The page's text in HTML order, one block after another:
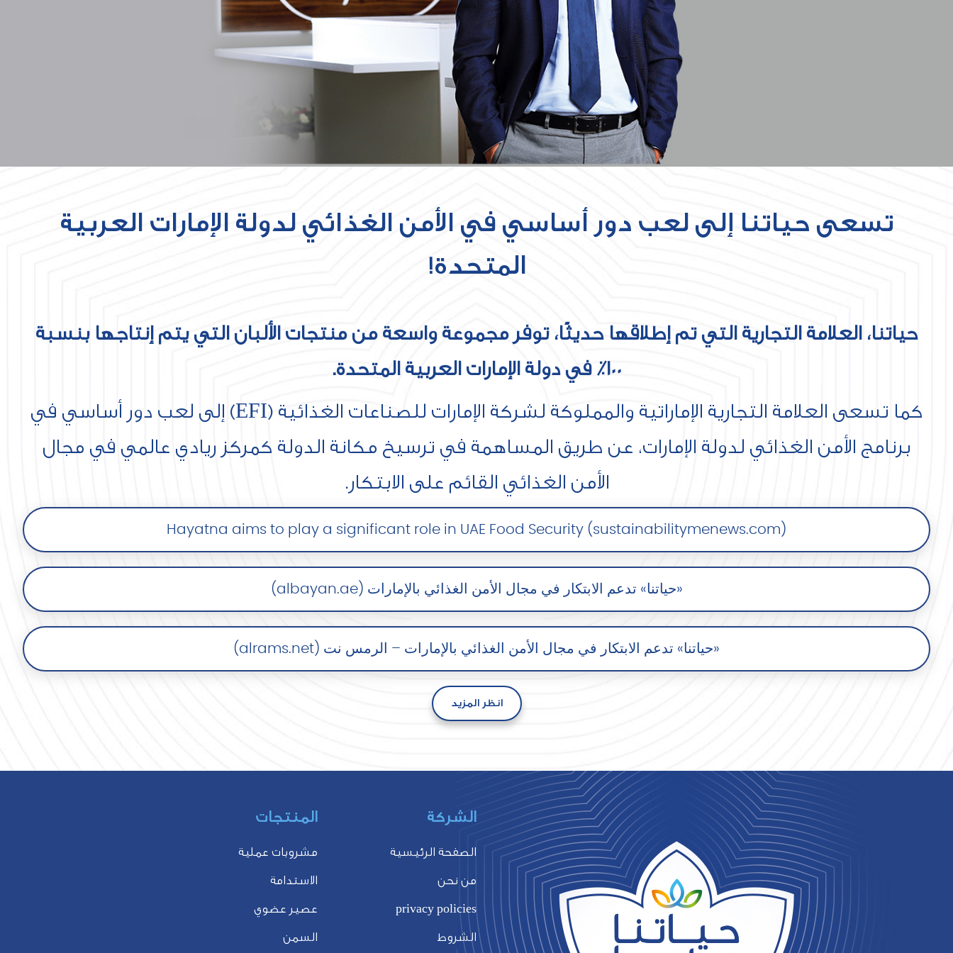
تسعى حياتنا إلى لعب دور أساسي في الأمن الغذائي لدولة الإمارات العربية
المتحدة!
حياتنا، العلامة التجارية التي تم إطلاقها حديثًا، توفر مجموعة واسعة من منتجات الألبان التي يتم إنتاجها بنسبة
100٪ في دولة الإمارات العربية المتحدة.
كما تسعى العلامة التجارية الإماراتية والمملوكة لشركة الإمارات للصناعات الغذائية (EFI) إلى لعب دور أساسي في
برنامج الأمن الغذائي لدولة الإمارات، عن طريق المساهمة في ترسيخ مكانة الدولة كمركز ريادي عالمي في مجال
الأمن الغذائي القائم على الابتكار.
Hayatna aims to play a significant role in UAE Food Security (sustainabilitymenews.com)
«حياتنا» تدعم الابتكار في مجال الأمن الغذائي بالإمارات (albayan.ae)
«حياتنا» تدعم الابتكار في مجال الأمن الغذائي بالإمارات – الرمس نت (alrams.net)
انظر المزيد
الشركة
الصفحة الرئيسية
من نحن
privacy policies
الشروط
المنتجات
مشروبات عملية
الاستدامة
عصير عضوي
السمن